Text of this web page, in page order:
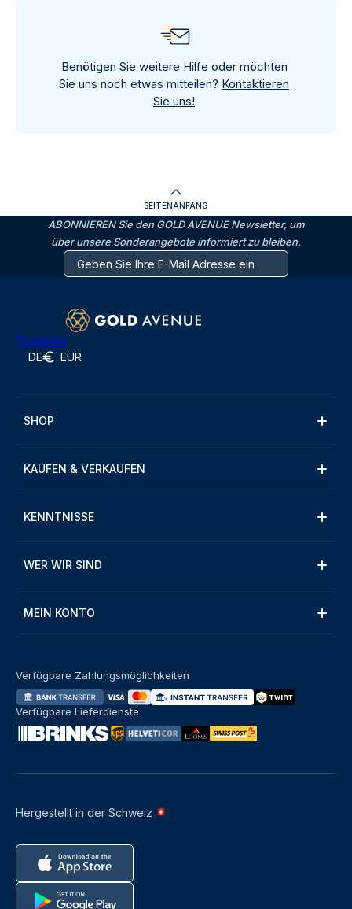
Benötigen Sie weitere Hilfe oder möchten
Sie uns noch etwas mitteilen? Kontaktieren
Sie uns!
SEITENANFANG
ABONNIEREN Sie den GOLD AVENUE Newsletter, um
über unsere Sonderangebote informiert zu bleiben.
Trustpilot
DE EUR
SHOP
KAUFEN & VERKAUFEN
KENNTNISSE
WER WIR SIND
MEIN KONTO
Hergestellt in der Schweiz
Verfügbare Zahlungsmöglichkeiten
Verfügbare Lieferdienste